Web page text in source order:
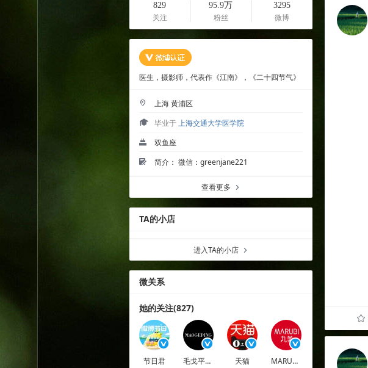
829
关注
95.9万
粉丝
3295
微博
医生，摄影师，代表作《江南》，《二十四节气》
2 上海 黄浦区
4 毕业于上海交通大学医学院
ö 双鱼座
Ü 简介： 微信：greenjane221
查看更多 a
TA的小店
进入TA的小店 a
微关系
她的关注(827)
节日君 毛戈平MGP 天猫 MARUBI丸美
û